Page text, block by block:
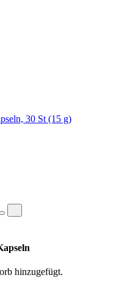
30 St (15 g)
hinzugefügt.